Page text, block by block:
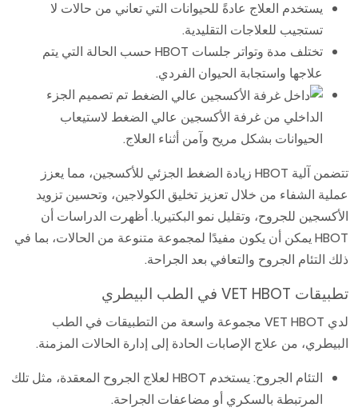
يستخدم العلاج عادةً للحيوانات التي تعاني من حالات لا
تستجيب للعلاجات التقليدية.
تختلف مدة وتواتر جلسات HBOT حسب الحالة التي يتم
علاجها واستجابة الحيوان الفردي.
تم تصميم الجزء
الداخلي من غرفة الأكسجين عالي الضغط لاستيعاب
الحيوانات بشكل مريح وآمن أثناء العلاج.
تتضمن آلية HBOT زيادة الضغط الجزئي للأكسجين، مما يعزز
عملية الشفاء من خلال تعزيز تخليق الكولاجين، وتحسين تزويد
الأكسجين للجروح، وتقليل نمو البكتيريا. أظهرت الدراسات أن
HBOT يمكن أن يكون مفيدًا لمجموعة متنوعة من الحالات، بما في
ذلك التئام الجروح والتعافي بعد الجراحة.
تطبيقات VET HBOT في الطب البيطري
لدي VET HBOT مجموعة واسعة من التطبيقات في الطب
البيطري، من علاج الإصابات الحادة إلى إدارة الحالات المزمنة.
التئام الجروح: يستخدم HBOT لعلاج الجروح المعقدة، مثل تلك
المرتبطة بالسكري أو مضاعفات الجراحة.